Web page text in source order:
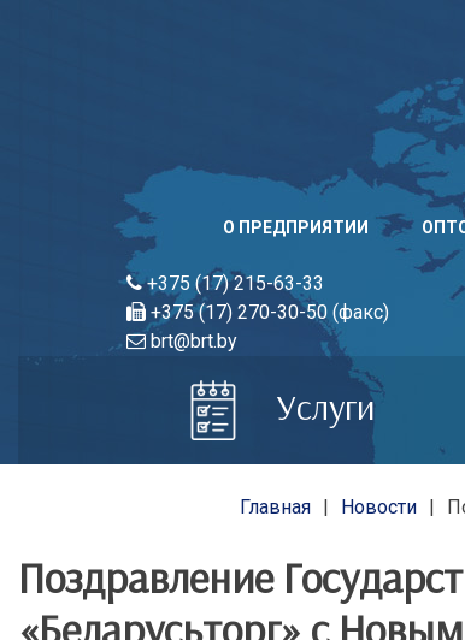
О ПРЕДПРИЯТИИ
+375 (17) 215-63-33
+375 (17) 270-30-50 (факс)
brt@brt.by
Услуги
Главная Новости
Поздравление
«Беларусьторг» с